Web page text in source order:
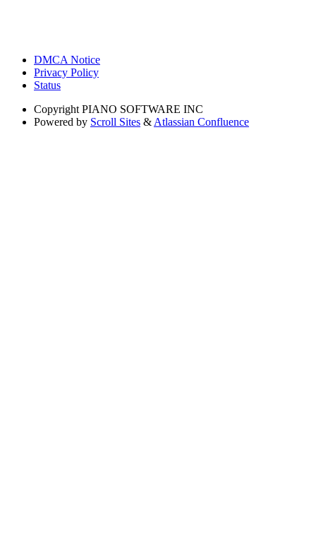
DMCA Notice
Privacy Policy
Status
Copyright PIANO SOFTWARE INC
Powered by Scroll Sites & Atlassian Confluence